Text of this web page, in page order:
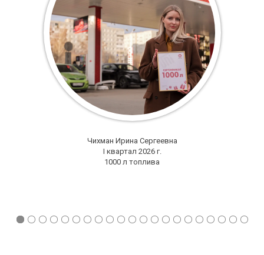
Чихман Ирина Сергеевна
I квартал 2026 г.
1000 л топлива